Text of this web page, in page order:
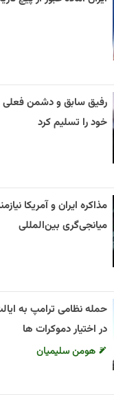
رفیق سابق و دشمن فعلی
خود را تسلیم کرد
مذاکره ایران و آمریکا
میانجی‌گری بین‌المللی
حمله نظامی ترامپ به
در اختیار دموکرات ها
هومن سلیمیان